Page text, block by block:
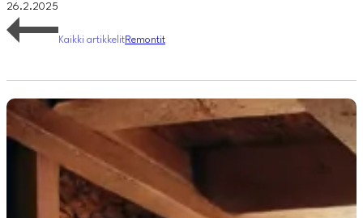
26.2.2025
Kaikki artikkelitRemontit